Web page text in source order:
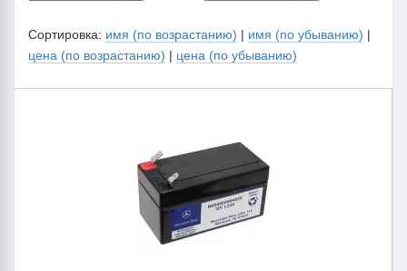
Сортировка: имя (по возрастанию) | имя (по убыванию) |
цена (по возрастанию) | цена (по убыванию)